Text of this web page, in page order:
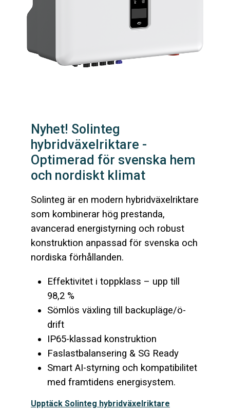
Nyhet! Solinteg
hybridväxelriktare -
Optimerad för svenska hem
och nordiskt klimat
Solinteg är en modern hybridväxelriktare
som kombinerar hög prestanda,
avancerad energistyrning och robust
konstruktion anpassad för svenska och
nordiska förhållanden.
Effektivitet i toppklass – upp till
98,2 %
Sömlös växling till backupläge/ö-
drift
IP65-klassad konstruktion
Faslastbalansering & SG Ready
Smart AI-styrning och kompatibilitet
med framtidens energisystem.
Upptäck Solinteg hybridväxelriktare